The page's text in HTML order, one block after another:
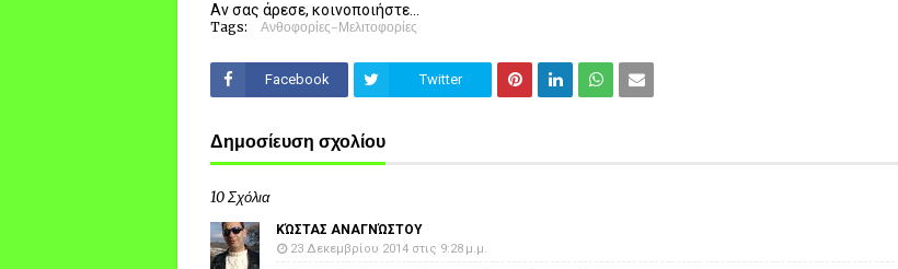
Αν σας άρεσε, κοινοποιήστε...
Tags: Ανθοφορίες-Μελιτοφορίες
Facebook Twitter
Δημοσίευση σχολίου
10 Σχόλια
ΚΏΣΤΑΣ ΑΝΑΓΝΏΣΤΟΥ
23 Δεκεμβρίου 2014 στις 9:28 μ.μ.